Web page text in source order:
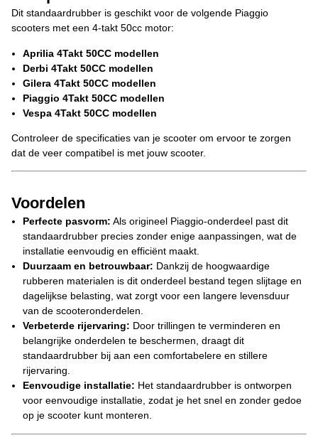
Dit standaardrubber is geschikt voor de volgende Piaggio
scooters met een 4-takt 50cc motor:
Aprilia 4Takt 50CC modellen
Derbi 4Takt 50CC modellen
Gilera 4Takt 50CC modellen
Piaggio 4Takt 50CC modellen
Vespa 4Takt 50CC modellen
Controleer de specificaties van je scooter om ervoor te zorgen
dat de veer compatibel is met jouw scooter.
Voordelen
Perfecte pasvorm: Als origineel Piaggio-onderdeel past dit
standaardrubber precies zonder enige aanpassingen, wat de
installatie eenvoudig en efficiënt maakt.
Duurzaam en betrouwbaar: Dankzij de hoogwaardige
rubberen materialen is dit onderdeel bestand tegen slijtage en
dagelijkse belasting, wat zorgt voor een langere levensduur
van de scooteronderdelen.
Verbeterde rijervaring: Door trillingen te verminderen en
belangrijke onderdelen te beschermen, draagt dit
standaardrubber bij aan een comfortabelere en stillere
rijervaring.
Eenvoudige installatie: Het standaardrubber is ontworpen
voor eenvoudige installatie, zodat je het snel en zonder gedoe
op je scooter kunt monteren.